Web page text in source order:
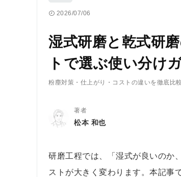
2026/07/06
湿式研磨と乾式研
トで選ぶ使い分け
粉塵対策・仕上がり・コストの違いを徹底比較
著者
松本 和也
研磨工程では、「湿式が良いのか
ストが大きく変わります。本記事